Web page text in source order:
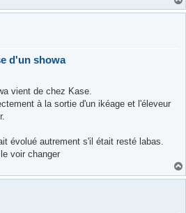
d'un showa
vient de chez Kase.
à la sortie d'un ikéage et l'éleveur
évolué autrement s'il était resté labas.
voir changer